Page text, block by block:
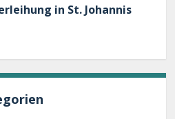
in St. Johannis